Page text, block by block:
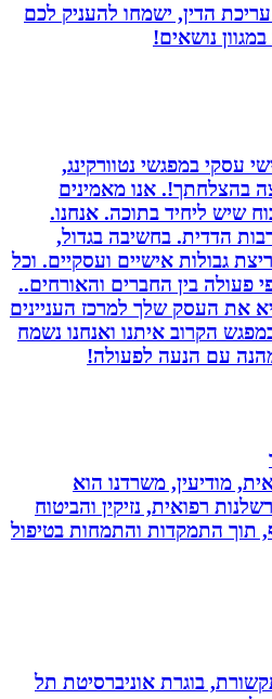
הדין, ישמחו להעניק לכם
נושאים!
במפגשי נטוורקינג,
אנו מאמינים
ליחיד בתוכה. אנחנו.
הדדית. בחשיבה בגדול,
גבולות אישיים ועסקיים. וכל
בין החברים והאורחים..
העסק שלך למרכז העניינים
הקרוב איתנו ואנחנו נשמח
עם הנעה לפעולה!
מודיעין, משרדנו הוא
רפואית, נזיקין והביטוח
תוך התמקדות והתמחות בטיפול
בוגרת אוניברסיטת תל